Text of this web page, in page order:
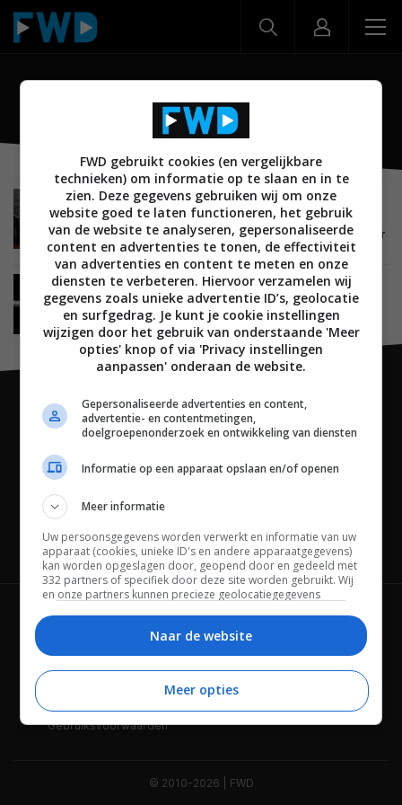
NS-600A
REVIEWS AUDIO
LUIDSPREKERS
RECEIVERS EN VERSTERKERS
08 JULI 2023
Review: Yamaha R-N800A en NS-600A – Receiver
en boekenplankspeakers
NIEUWS AUDIO LUIDSPREKERS 18 MEI 2023
Yamaha lanceert NS-800A en NS600A
boekenplankspeakers
Channels
Wie is FWD Privacybeleid
Adverteren Contact
Gebruiksvoorwaarden
© 2010-2026 | FWD
FWD gebruikt cookies (en vergelijkbare
technieken) om informatie op te slaan en in te
zien. Deze gegevens gebruiken wij om onze
website goed te laten functioneren, het gebruik
van de website te analyseren, gepersonaliseerde
content en advertenties te tonen, de effectiviteit
van advertenties en content te meten en onze
diensten te verbeteren. Hiervoor verzamelen wij
gegevens zoals unieke advertentie ID’s, geolocatie
en surfgedrag. Je kunt je cookie instellingen
wijzigen door het gebruik van onderstaande 'Meer
opties' knop of via 'Privacy instellingen
aanpassen' onderaan de website.
Gepersonaliseerde advertenties en content,
advertentie- en contentmetingen,
doelgroepenonderzoek en ontwikkeling van diensten
Informatie op een apparaat opslaan en/of openen
Meer informatie
Uw persoonsgegevens worden verwerkt en informatie van uw
apparaat (cookies, unieke ID's en andere apparaatgegevens)
kan worden opgeslagen door, geopend door en gedeeld met
332 partners of specifiek door deze site worden gebruikt. Wij
en onze partners kunnen precieze geolocatiegegevens
Bepaalde leveranciers kunnen uw persoonsgegevens
beheren. Zoek onderaan deze pagina of in het sitemenu naar
een link om uw toestemming te beheren of in te trekken via de
privacy- en cookie-instellingen.
Naar de website
Meer opties